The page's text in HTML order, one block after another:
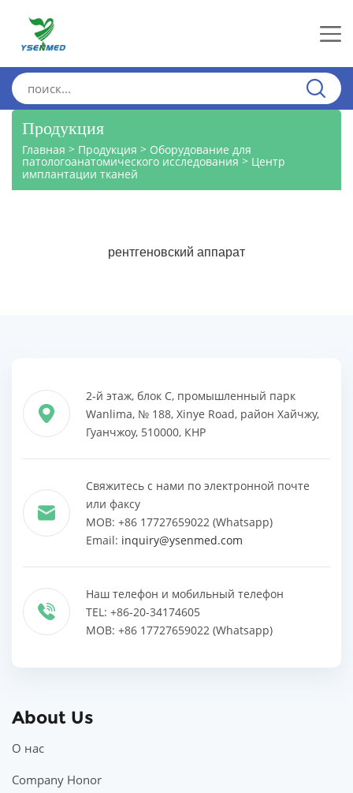
Продукция
Главная > Продукция > Оборудование для
патологоанатомического исследования > Центр
имплантации тканей
рентгеновский аппарат
2-й этаж, блок C, промышленный парк
Wanlima, № 188, Xinye Road, район Хайчжу,
Гуанчжоу, 510000, КНР
Свяжитесь с нами по электронной почте
или факсу
MOB: +86 17727659022 (Whatsapp)
Email: inquiry@ysenmed.com
Наш телефон и мобильный телефон
TEL: +86-20-34174605
MOB: +86 17727659022 (Whatsapp)
About Us
О нас
Company Honor